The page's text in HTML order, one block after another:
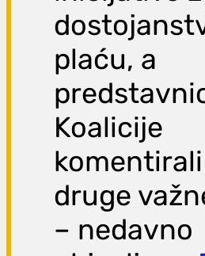
plaću, a
Koalicije
druge
– nedavno